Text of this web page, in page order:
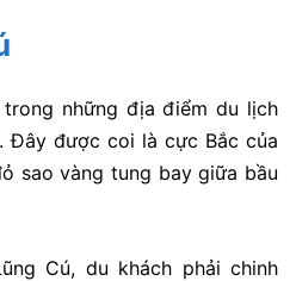
những địa điểm du lịch
Đây được coi là cực Bắc của
sao vàng tung bay giữa bầu
Cú, du khách phải chinh